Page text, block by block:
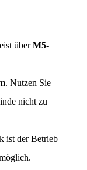
über M5-
. Nutzen Sie
nicht zu
ist der Betrieb